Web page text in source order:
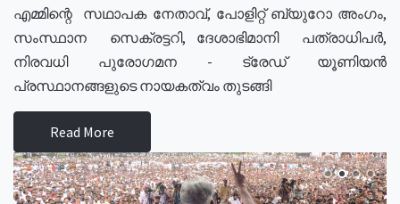
എമ്മിന്റെ സഥാപക നേതാവ്, പോളിറ്റ് ബ്യുറോ അംഗം,
സംസ്ഥാന സെക്രട്ടറി, ദേശാഭിമാനി പത്രാധിപർ,
നിരവധി പുരോഗമന - ട്രേഡ് യൂണിയൻ
പ്രസ്ഥാനങ്ങളുടെ നായകത്വം തുടങ്ങി
Read More